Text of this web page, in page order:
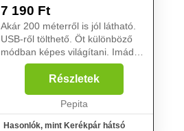
CSILLAG
7 190 Ft
Akár 200 méterről is jól látható.
USB-ről tölthető. Öt különböző
módban képes világítani. Imádsz
biciklizni? Ha teheted,
mindenhová a kétkerekűddel
mész, akár még este is? Esetleg
Részletek
Pepita
Hasonlók, mint Kerékpár hátsó